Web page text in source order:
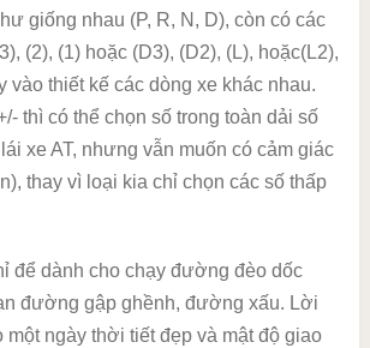
giống nhau (P, R, N, D), còn có các
(2), (1) hoặc (D3), (D2), (L), hoặc(L2),
vào thiết kế các dòng xe khác nhau.
thì có thể chọn số trong toàn dải số
xe AT, nhưng vẫn muốn có cảm giác
thay vì loại kia chỉ chọn các số thấp
để dành cho chạy đường đèo dốc
đường gập ghềnh, đường xấu. Lời
một ngày thời tiết đẹp và mật độ giao